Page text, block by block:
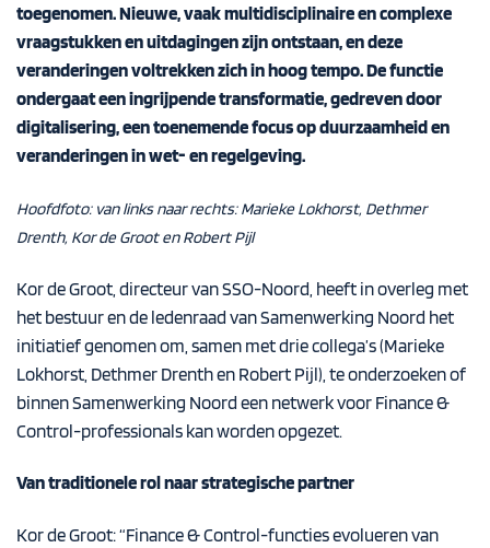
toegenomen. Nieuwe, vaak multidisciplinaire en complexe
vraagstukken en uitdagingen zijn ontstaan, en deze
veranderingen voltrekken zich in hoog tempo. De functie
ondergaat een ingrijpende transformatie, gedreven door
digitalisering, een toenemende focus op duurzaamheid en
veranderingen in wet- en regelgeving.
Hoofdfoto: van links naar rechts: Marieke Lokhorst, Dethmer
Drenth, Kor de Groot en Robert Pijl
Kor de Groot, directeur van SSO-Noord, heeft in overleg met
het bestuur en de ledenraad van Samenwerking Noord het
initiatief genomen om, samen met drie collega’s (Marieke
Lokhorst, Dethmer Drenth en Robert Pijl), te onderzoeken of
binnen Samenwerking Noord een netwerk voor Finance &
Control-professionals kan worden opgezet.
Van traditionele rol naar strategische partner
Kor de Groot: “Finance & Control-functies evolueren van